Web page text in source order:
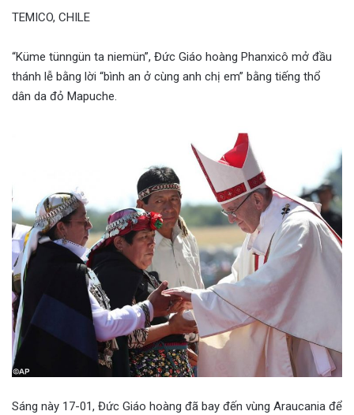
TEMICO, CHILE
“Küme tünngün ta niemün”, Đức Giáo hoàng Phanxicô mở đầu
thánh lễ bằng lời “bình an ở cùng anh chị em” bằng tiếng thổ
dân da đỏ Mapuche.
Sáng này 17-01, Đức Giáo hoàng đã bay đến vùng Araucania để